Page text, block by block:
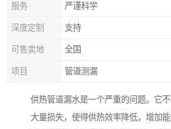
服务 严谨科学
深度定制 支持
可售卖地 全国
项目 管道测漏
供热管道漏水是一个严重的问题。它
大量损失，使得供热效率降低，增加能